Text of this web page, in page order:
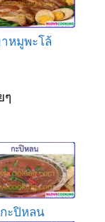
หมูพะโล้
ๆ
กะปิหลน